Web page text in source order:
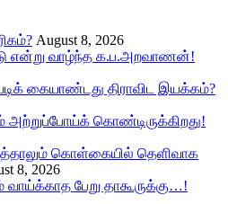
August 8, 2026
என்று வாழ்ந்த க.ப.அறவாணன்!
கையாண்டது திராவிட இயக்கம்?
அற்றுப்போய்க் கொண்டிருக்கிறது!
கொள்கையில் தெளிவாக
8, 2026
வாய்க்காத பேறு தாகூருக்கு…!